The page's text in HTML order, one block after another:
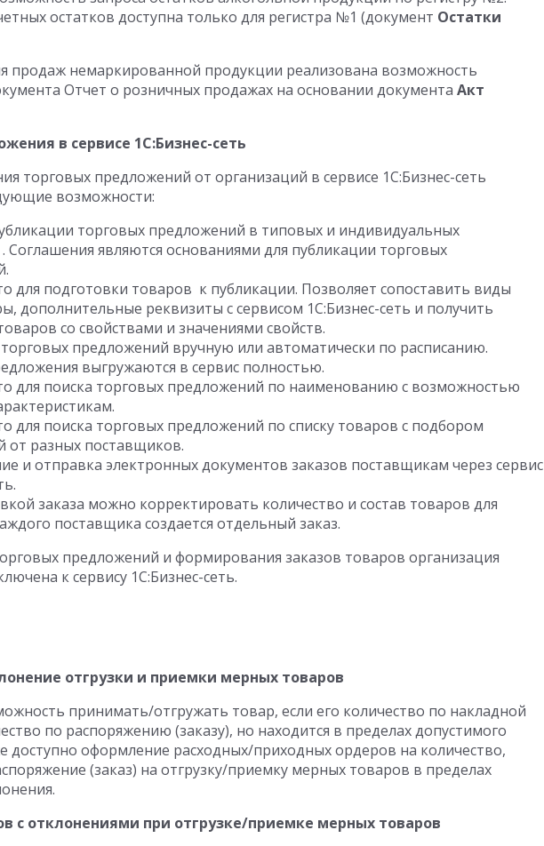
остатков доступна только для регистра №1 (документ Остатки
продаж немаркированной продукции реализована возможность
Отчет о розничных продажах на основании документа Акт
в сервисе 1С:Бизнес-сеть
торговых предложений от организаций в сервисе 1С:Бизнес-сеть
возможности:
торговых предложений в типовых и индивидуальных
Соглашения являются основаниями для публикации торговых
для подготовки товаров к публикации. Позволяет сопоставить виды
дополнительные реквизиты с сервисом 1С:Бизнес-сеть и получить
со свойствами и значениями свойств.
предложений вручную или автоматически по расписанию.
выгружаются в сервис полностью.
для поиска торговых предложений по наименованию с возможностью
для поиска торговых предложений по списку товаров с подбором
от разных поставщиков.
и отправка электронных документов заказов поставщикам через сервис
заказа можно корректировать количество и состав товаров для
поставщика создается отдельный заказ.
предложений и формирования заказов товаров организация
к сервису 1С:Бизнес-сеть.
отгрузки и приемки мерных товаров
принимать/отгружать товар, если его количество по накладной
по распоряжению (заказу), но находится в пределах допустимого
доступно оформление расходных/приходных ордеров на количество,
(заказ) на отгрузку/приемку мерных товаров в пределах
с отклонениями при отгрузке/приемке мерных товаров